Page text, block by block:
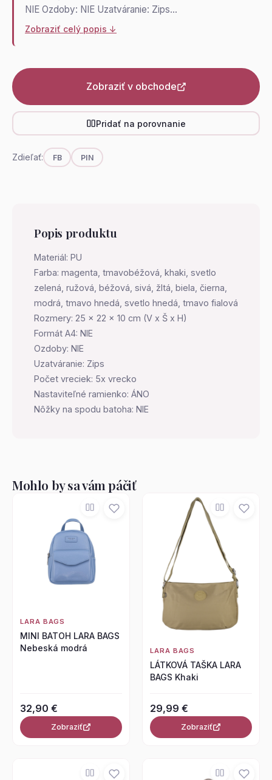
NIE Ozdoby: NIE Uzatváranie: Zips…
Zobraziť celý popis ↓
Zobraziť v obchode
Pridať na porovnanie
Zdieľať: FB PIN
Popis produktu
Materiál: PU
Farba: magenta, tmavobéžová, khaki, svetlo
zelená, ružová, béžová, sivá, žltá, biela, čierna,
modrá, tmavo hnedá, svetlo hnedá, tmavo fialová
Rozmery: 25 x 22 x 10 cm (V x Š x H)
Formát A4: NIE
Ozdoby: NIE
Uzatváranie: Zips
Počet vreciek: 5x vrecko
Nastaviteľné ramienko: ÁNO
Nôžky na spodu batoha: NIE
Mohlo by sa vám páčiť
LARA BAGS
MINI BATOH LARA BAGS
Nebeská modrá
32,90 €
Zobraziť
LARA BAGS
LÁTKOVÁ TAŠKA LARA
BAGS Khaki
29,99 €
Zobraziť